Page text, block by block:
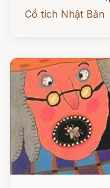
Cổ tích Nhật Bản